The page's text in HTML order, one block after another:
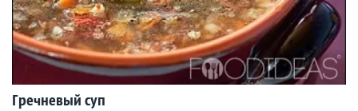
Гречневый суп